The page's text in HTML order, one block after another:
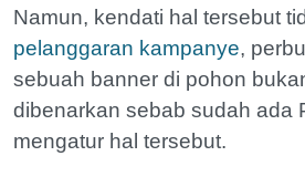
Namun, kendati hal tersebut
pelanggaran kampanye,
sebuah banner di pohon
dibenarkan sebab sudah ada
mengatur hal tersebut.